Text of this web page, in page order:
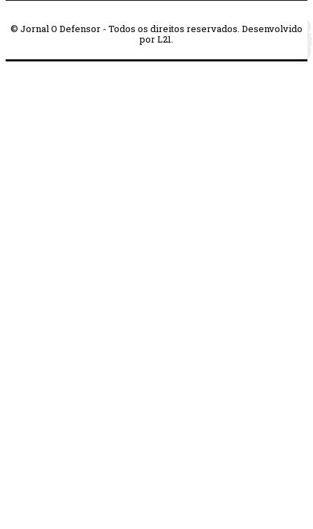
© Jornal O Defensor - Todos os direitos reservados. Desenvolvido
por L21.